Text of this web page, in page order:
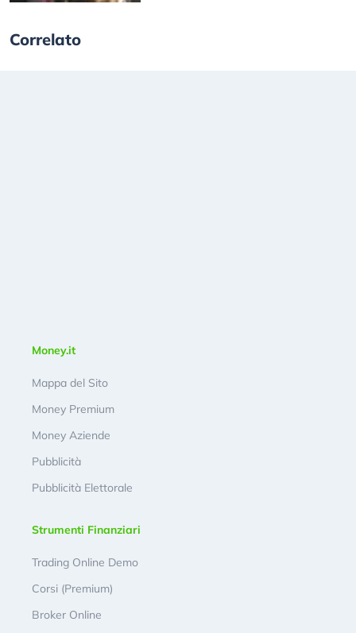
Correlato
Money.it
Mappa del Sito
Money Premium
Money Aziende
Pubblicità
Pubblicità Elettorale
Strumenti Finanziari
Trading Online Demo
Corsi (Premium)
Broker Online